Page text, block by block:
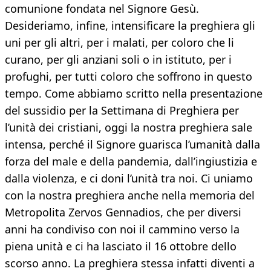
comunione fondata nel Signore Gesù.
Desideriamo, infine, intensificare la preghiera gli
uni per gli altri, per i malati, per coloro che li
curano, per gli anziani soli o in istituto, per i
profughi, per tutti coloro che soffrono in questo
tempo. Come abbiamo scritto nella presentazione
del sussidio per la Settimana di Preghiera per
l’unità dei cristiani, oggi la nostra preghiera sale
intensa, perché il Signore guarisca l’umanità dalla
forza del male e della pandemia, dall’ingiustizia e
dalla violenza, e ci doni l’unità tra noi. Ci uniamo
con la nostra preghiera anche nella memoria del
Metropolita Zervos Gennadios, che per diversi
anni ha condiviso con noi il cammino verso la
piena unità e ci ha lasciato il 16 ottobre dello
scorso anno. La preghiera stessa infatti diventi a